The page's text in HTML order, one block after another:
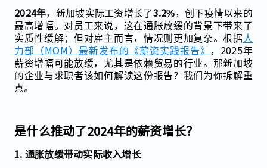
2024年，新加坡实际工资增长了3.2%，创下疫情以来的
最高增幅。对员工来说，这在通胀放缓的背景下带来了
实质性缓解；但对雇主而言，情况则更加复杂。根据人
力部（MOM）最新发布的《薪资实践报告》 ，2025年
薪资增幅可能放缓，尤其是依赖贸易的行业。那新加坡
的企业与求职者该如何解读这份报告？我们为你拆解重
点。
是什么推动了2024年的薪资增长？
1. 通胀放缓带动实际收入增长